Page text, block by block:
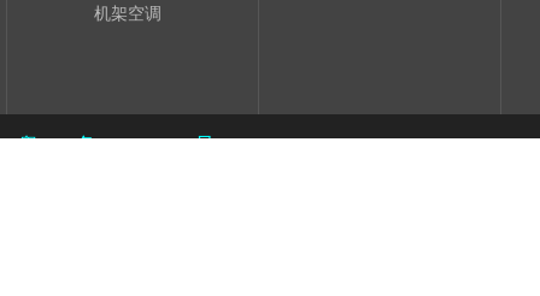
粤ICP备11094402号
机架空调